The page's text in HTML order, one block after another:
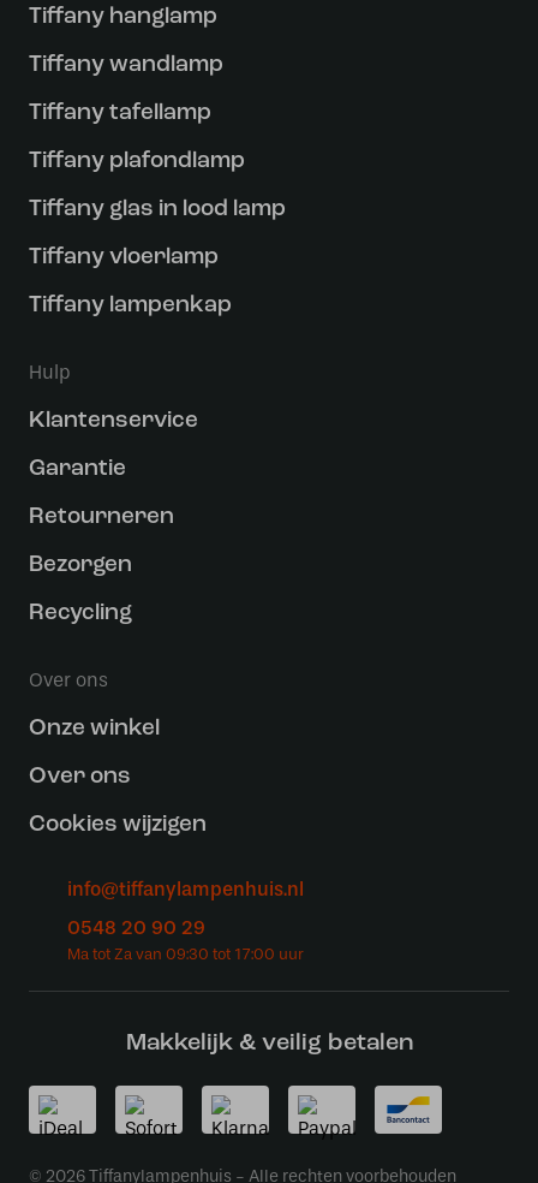
Tiffany hanglamp
Tiffany wandlamp
Tiffany tafellamp
Tiffany plafondlamp
Tiffany glas in lood lamp
Tiffany vloerlamp
Tiffany lampenkap
Hulp
Klantenservice
Garantie
Retourneren
Bezorgen
Recycling
Over ons
Onze winkel
Over ons
Cookies wijzigen
info@tiffanylampenhuis.nl
0548 20 90 29
Makkelijk & veilig betalen
© 2026 Tiffanylampenhuis - Alle rechten voorbehouden